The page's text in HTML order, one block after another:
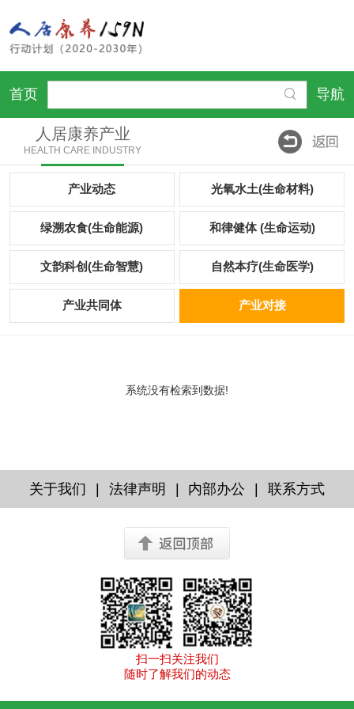
首页 导航
人居康养产业
HEALTH CARE INDUSTRY
产业动态 光氧水土(生命材料)
绿溯农食(生命能源) 和律健体 (生命运动)
文韵科创(生命智慧) 自然本疗(生命医学)
产业共同体 产业对接
系统没有检索到数据!
关于我们 | 法律声明 | 内部办公 | 联系方式
扫一扫关注我们
随时了解我们的动态